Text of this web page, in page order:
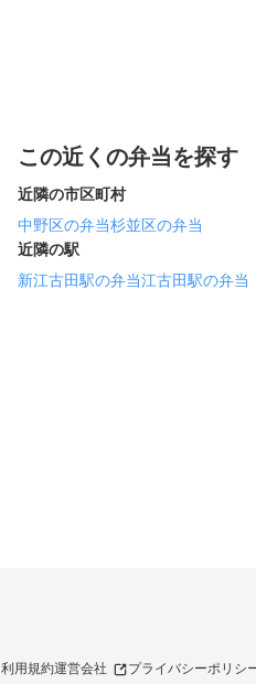
この近くの弁当を探す
近隣の市区町村
中野区の弁当杉並区の弁当
近隣の駅
新江古田駅の弁当江古田駅の弁当
利用規約運営会社 プライバシーポリシ